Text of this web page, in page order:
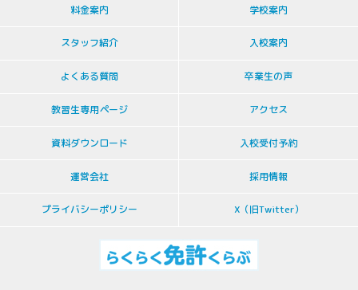
料金案内 学校案内
スタッフ紹介 入校案内
よくある質問 卒業生の声
教習生専用ページ アクセス
資料ダウンロード 入校受付予約
運営会社 採用情報
プライバシーポリシー X（旧Twitter）